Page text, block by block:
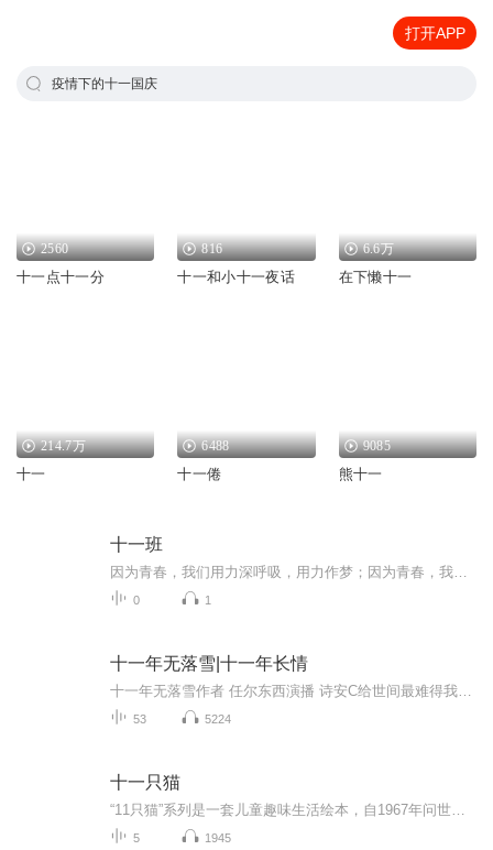
打开APP
疫情下的十一国庆
2560
十一点十一分
816
十一和小十一夜话
6.6万
在下懒十一
214.7万
十一
6488
十一倦
9085
熊十一
十一班
0 1
十一年无落雪|十一年长情
53 5224
十一只猫
5 1945